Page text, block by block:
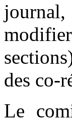
des co-
Le